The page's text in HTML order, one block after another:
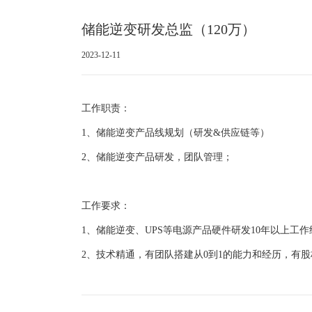
储能逆变研发总监（120万）
2023-12-11
工作职责：
1、储能逆变产品线规划（研发&供应链等）
2、储能逆变产品研发，团队管理；
工作要求：
1、储能逆变、UPS等电源产品硬件研发10年以上工作
2、技术精通，有团队搭建从0到1的能力和经历，有股